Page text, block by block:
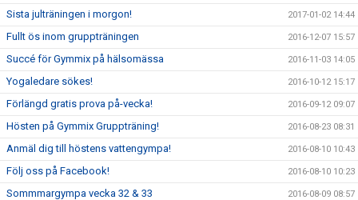
Sista julträningen i morgon! 2017-01-02 14:44
Fullt ös inom gruppträningen 2016-12-07 15:57
Succé för Gymmix på hälsomässa 2016-11-03 14:05
Yogaledare sökes! 2016-10-12 15:17
Förlängd gratis prova på-vecka! 2016-09-12 09:07
Hösten på Gymmix Gruppträning! 2016-08-23 08:31
Anmäl dig till höstens vattengympa! 2016-08-10 10:43
Följ oss på Facebook! 2016-08-10 10:23
Sommmargympa vecka 32 & 33 2016-08-09 08:57